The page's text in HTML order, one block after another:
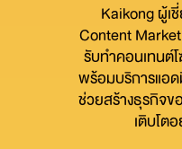
Kaikong ผู้เ
Content
รับทำคอนเทนต์
พร้อมบริการแอ
ช่วยสร้างธุรกิจข
เติบโต